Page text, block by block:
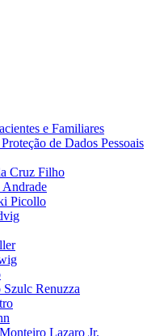
e Familiares
de Dados Pessoais
Cruz Filho
Andrade
Picollo
Renuzza
Lazaro Jr.